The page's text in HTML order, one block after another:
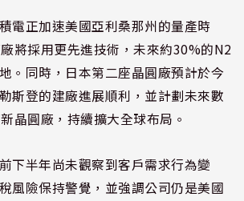
電正加速美國亞利桑那州的量產時
將採用更先進技術，未來約30%的N2
。同時，日本第二座晶圓廠預計於今
斯登的建廠進展順利，並計劃未來數
晶圓廠，持續擴大全球布局。
下半年尚未觀察到客戶需求行為變
風險保持警覺，並強調公司仍是美國